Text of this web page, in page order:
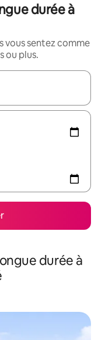
durée à
vous sentez comme
ou plus.
les flèches vers le
durée à